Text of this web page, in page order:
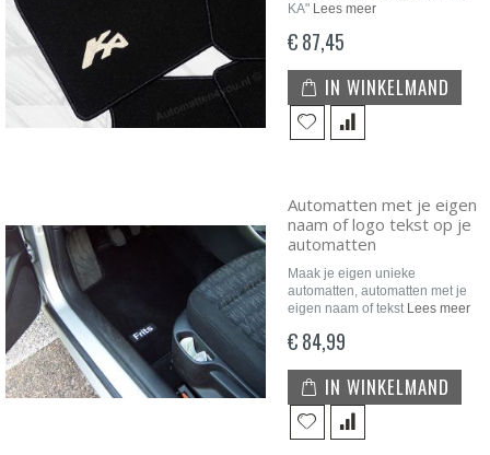
KA" Lees meer
€ 87,45
IN WINKELMAND
Automatten met je eigen
naam of logo tekst op je
automatten
Maak je eigen unieke
automatten, automatten met je
eigen naam of tekst Lees meer
€ 84,99
IN WINKELMAND